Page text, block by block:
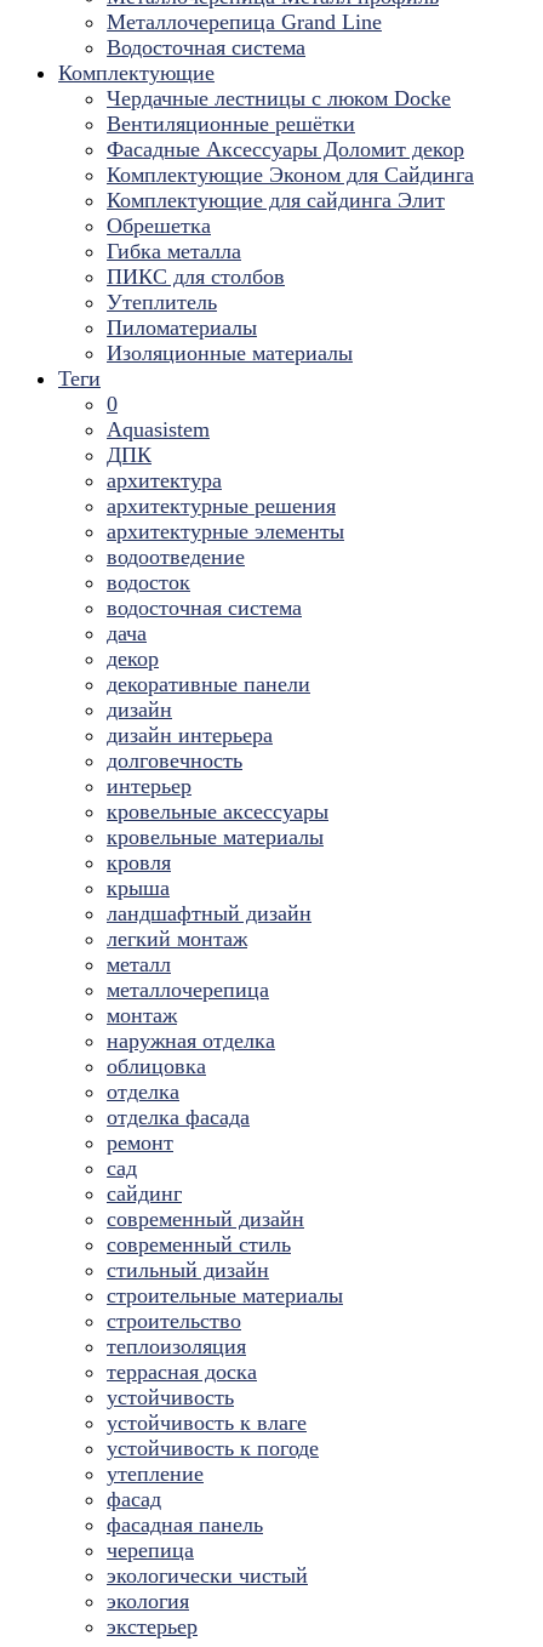
Металлочерепица Grand Line
Водосточная система
Комплектующие
Чердачные лестницы с люком Docke
Вентиляционные решётки
Фасадные Аксессуары Доломит декор
Комплектующие Эконом для Сайдинга
Комплектующие для cайдинга Элит
Обрешетка
Гибка металла
ПИКС для столбов
Утеплитель
Пиломатериалы
Изоляционные материалы
Теги
0
Aquasistem
ДПК
архитектура
архитектурные решения
архитектурные элементы
водоотведение
водосток
водосточная система
дача
декор
декоративные панели
дизайн
дизайн интерьера
долговечность
интерьер
кровельные аксессуары
кровельные материалы
кровля
крыша
ландшафтный дизайн
легкий монтаж
металл
металлочерепица
монтаж
наружная отделка
облицовка
отделка
отделка фасада
ремонт
сад
сайдинг
современный дизайн
современный стиль
стильный дизайн
строительные материалы
строительство
теплоизоляция
террасная доска
устойчивость
устойчивость к влаге
устойчивость к погоде
утепление
фасад
фасадная панель
черепица
экологически чистый
экология
экстерьер